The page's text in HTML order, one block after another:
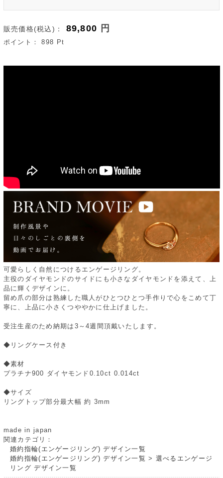
販売価格(税込)： 89,800 円
ポイント：898 Pt
可愛らしく自然につけるエンゲージリング。
主役のダイヤモンドのサイドにも小さなダイヤモンドを添えて、上
品に輝くデザインに。
留め爪の部分は熟練した職人がひとつひとつ手作りで心をこめて丁
寧に、上品に小さくつややかに仕上げました。
受注生産のため納期は3～4週間頂戴いたします。
◆リングケース付き
◆素材
プラチナ900 ダイヤモンド0.10ct 0.014ct
◆サイズ
リングトップ部分最大幅 約 3mm
made in japan
関連カテゴリ：
婚約指輪(エンゲージリング) デザイン一覧
婚約指輪(エンゲージリング) デザイン一覧 > 選べるエンゲージ
リング デザイン一覧